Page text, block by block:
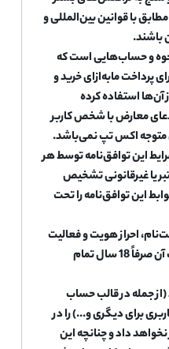
با قوانین بین‌المللی و
باشند.
و حساب‌هایی است که
پرداخت مابه‌ازای خرید و
آن‌ها استفاده کرده
معارض با شخص کاربر
متوجه اکس تپ نمی‌باشد.
این توافق‌نامه توسط هر
یا غیرقانونی تشخیص
این توافق‌نامه را تحت
احراز هویت و فعالیت
در اکس تپ و بهره‌مندی از خدمات آن صرفاً 18 سال تمام
جمله در قالب حساب
برای دیگری و...) را در
داد و چنانچه این